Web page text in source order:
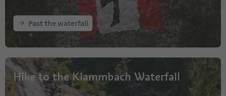
Past the waterfall
Hike to the Klammbach Waterfall